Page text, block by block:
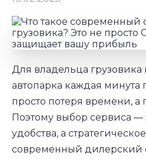
Для владельца грузовика
автопарка каждая минута
просто потеря времени, а
Поэтому выбор сервиса —
удобства, а
современный дилерский